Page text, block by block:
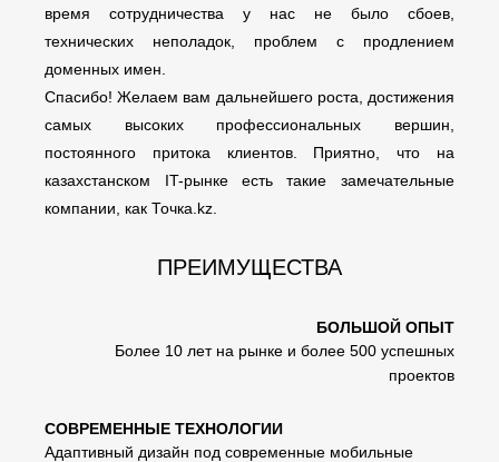
время сотрудничества у нас не было сбоев,
технических неполадок, проблем с продлением
доменных имен.
Спасибо! Желаем вам дальнейшего роста, достижения
самых высоких профессиональных вершин,
постоянного притока клиентов. Приятно, что на
казахстанском IT-рынке есть такие замечательные
компании, как Точка.kz.
ПРЕИМУЩЕСТВА
БОЛЬШОЙ ОПЫТ
Более 10 лет на рынке и более 500 успешных
проектов
СОВРЕМЕННЫЕ ТЕХНОЛОГИИ
Адаптивный дизайн под современные мобильные